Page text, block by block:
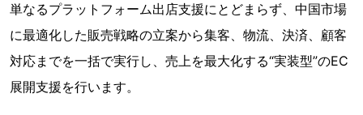
単なるプラットフォーム出店支援にとどまらず、中国市場
に最適化した販売戦略の立案から集客、物流、決済、顧客
対応までを一括で実行し、売上を最大化する“実装型”のEC
展開支援を行います。